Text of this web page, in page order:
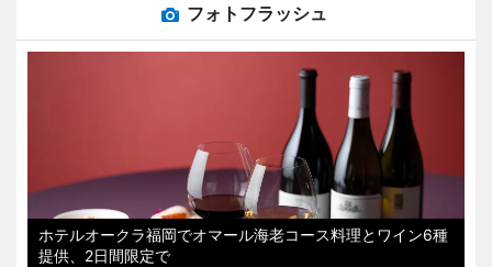
フォトフラッシュ
ホテルオークラ福岡でオマール海老コース料理とワイン6種
提供、2日間限定で